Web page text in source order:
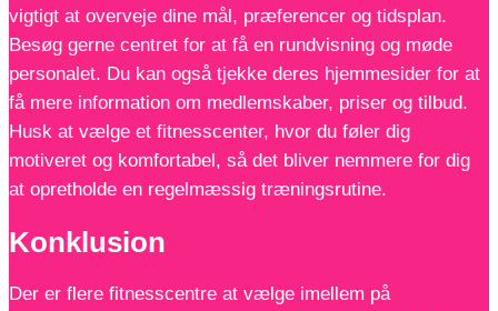
vigtigt at overveje dine mål, præferencer og tidsplan.
Besøg gerne centret for at få en rundvisning og møde
personalet. Du kan også tjekke deres hjemmesider for at
få mere information om medlemskaber, priser og tilbud.
Husk at vælge et fitnesscenter, hvor du føler dig
motiveret og komfortabel, så det bliver nemmere for dig
at opretholde en regelmæssig træningsrutine.
Konklusion
Der er flere fitnesscentre at vælge imellem på